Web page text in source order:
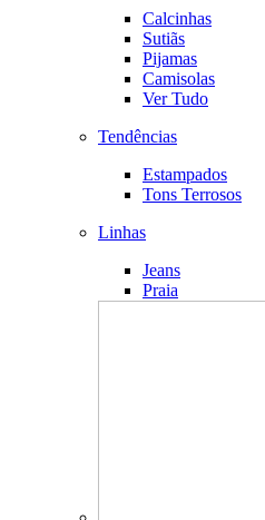
Calcinhas
Sutiãs
Pijamas
Camisolas
Ver Tudo
Tendências
Estampados
Tons Terrosos
Linhas
Jeans
Praia